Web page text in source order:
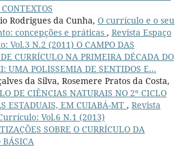
Rodrigues da Cunha, O currículo e o seu
concepções e práticas , Revista Espaço
Vol.3 N.2 (2011) O CAMPO DAS
CURRÍCULO NA PRIMEIRA DÉCADA DO
UMA POLISSEMIA DE SENTIDOS E...
da Silva, Rosemere Pratos da Costa,
DE CIÊNCIAS NATURAIS NO 2º CICLO
ESTADUAIS, EM CUIABÁ-MT , Revista
Vol.6 N.1 (2013)
SOBRE O CURRÍCULO DA
BÁSICA